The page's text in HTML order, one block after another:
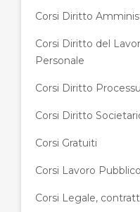
Corsi Diritto
Corsi Diritto del
Personale
Corsi Diritto
Corsi Diritto
Corsi Gratuiti
Corsi Lavoro
Corsi Legale,